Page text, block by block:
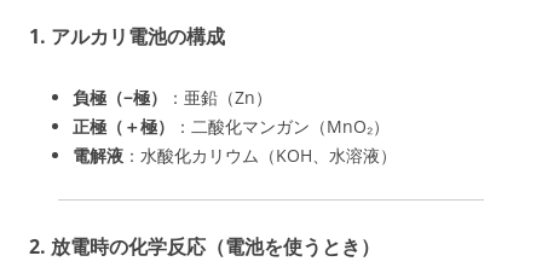
1. アルカリ電池の構成
負極（−極）
：亜鉛（Zn）
正極（＋極）
：二酸化マンガン（MnO₂）
電解液 ：水酸化カリウム（KOH、水溶液）
2. 放電時の化学反応 （電池を使うとき）